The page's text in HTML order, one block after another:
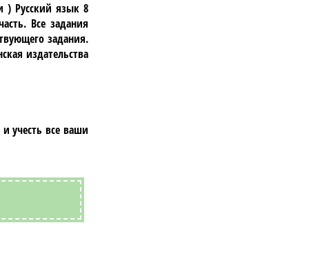
) Русский язык 8
Все задания
задания.
издательства
учесть все ваши